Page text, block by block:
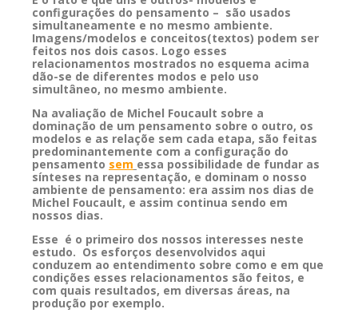
configurações do pensamento – são usados
simultaneamente e no mesmo ambiente.
Imagens/modelos e conceitos(textos) podem ser
feitos nos dois casos. Logo esses
relacionamentos mostrados no esquema acima
dão-se de diferentes modos e pelo uso
simultâneo, no mesmo ambiente.
Na avaliação de Michel Foucault sobre a
dominação de um pensamento sobre o outro, os
modelos e as relaçõe sem cada etapa, são feitas
predominantemente com a configuração do
pensamento sem essa possibilidade de fundar as
sínteses na representação, e dominam o nosso
ambiente de pensamento: era assim nos dias de
Michel Foucault, e assim continua sendo em
nossos dias.
Esse é o primeiro dos nossos interesses neste
estudo. Os esforços desenvolvidos aqui
conduzem ao entendimento sobre como e em que
condições esses relacionamentos são feitos, e
com quais resultados, em diversas áreas, na
produção por exemplo.